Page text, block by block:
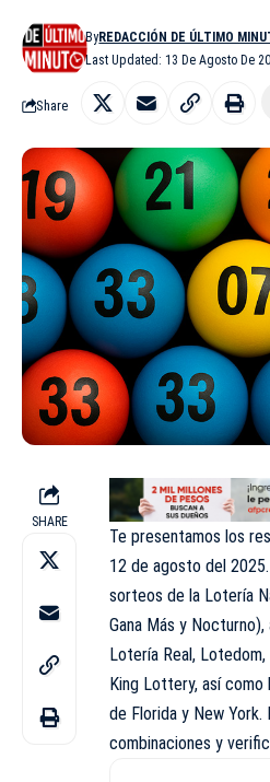
Last Updated: 13 De Agosto De
ByREDACCIÓN DE ÚLTIMO
Share
SHARE
Te presentamos los
12 de agosto del
sorteos de la Lotería
Gana Más y
Lotería Real,
King Lottery, así como
de Florida y New York.
combinaciones y